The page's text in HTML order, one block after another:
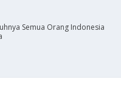
Semua Orang Indonesia